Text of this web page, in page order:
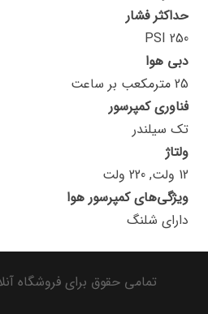
حداکثر فشار
250 PSI
دبی هوا
25 مترمکعب بر ساعت
فناوری کمپرسور
تک سیلندر
ولتاژ
12 ولت, 220 ولت
ویژگی‌های کمپرسور هوا
دارای شلنگ
تمامی حقوق برای فروشگاه